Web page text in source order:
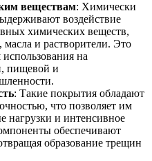
веществам: Химически
воздействие
химических веществ,
и растворители. Это
на
пищевой и
: Такие покрытия обладают
что позволяет им
нагрузки и интенсивное
обеспечивают
образование трещин